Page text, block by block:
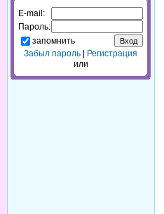
E-mail:
Пароль:
запомнить
Забыл пароль
Регистрация
или